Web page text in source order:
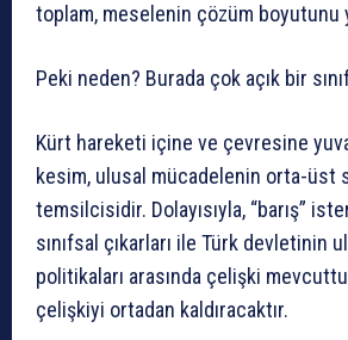
toplam, meselenin çözüm boyutunu
Peki neden? Burada çok açık bir
Kürt hareketi içine ve çevresine
kesim, ulusal mücadelenin orta-üst
temsilcisidir. Dolayısıyla, “barış”
sınıfsal çıkarları ile Türk devletinin
politikaları arasında çelişki
çelişkiyi ortadan kaldıracaktır.